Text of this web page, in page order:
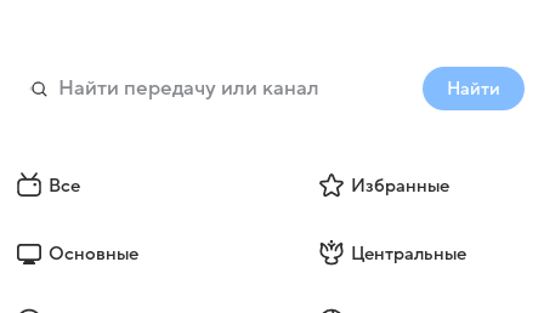
Найти
Все Избранные
Основные Центральные